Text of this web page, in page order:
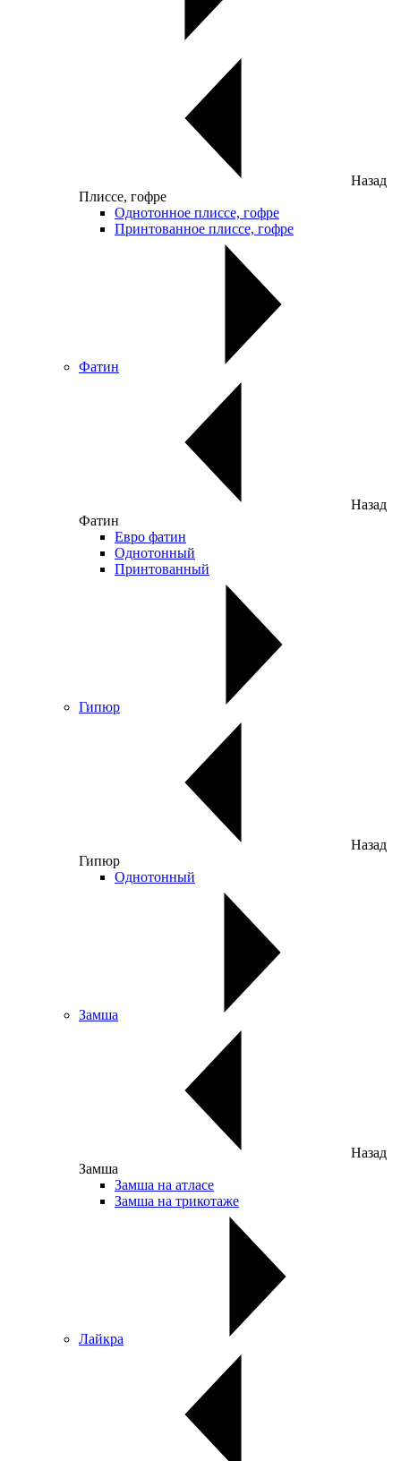
Назад
Плиссе, гофре
Однотонное плиссе, гофре
Принтованное плиссе, гофре
Фатин
Назад
Фатин
Евро фатин
Однотонный
Принтованный
Гипюр
Назад
Гипюр
Однотонный
Замша
Назад
Замша
Замша на атласе
Замша на трикотаже
Лайкра